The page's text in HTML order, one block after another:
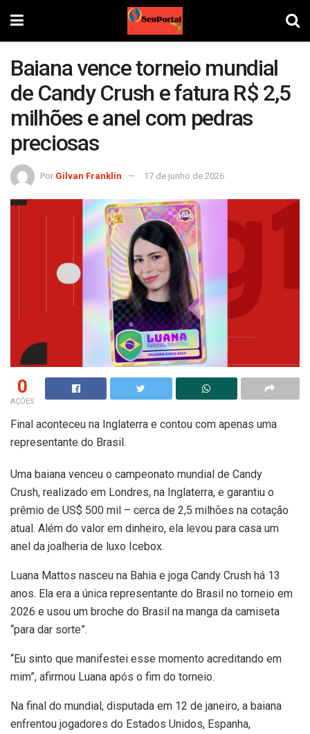
Baiana vence torneio mundial
de Candy Crush e fatura R$ 2,5
milhões e anel com pedras
preciosas
Por Gilvan Franklin 17 de junho de 2026
0
AÇÕES
Final aconteceu na Inglaterra e contou com apenas uma
representante do Brasil.
Uma baiana venceu o campeonato mundial de Candy
Crush, realizado em Londres, na Inglaterra, e garantiu o
prêmio de US$ 500 mil – cerca de 2,5 milhões na cotação
atual. Além do valor em dinheiro, ela levou para casa um
anel da joalheria de luxo Icebox.
Luana Mattos nasceu na Bahia e joga Candy Crush há 13
anos. Ela era a única representante do Brasil no torneio em
2026 e usou um broche do Brasil na manga da camiseta
“para dar sorte”.
“Eu sinto que manifestei esse momento acreditando em
mim”, afirmou Luana após o fim do torneio.
Na final do mundial, disputada em 12 de janeiro, a baiana
enfrentou jogadores do Estados Unidos, Espanha,